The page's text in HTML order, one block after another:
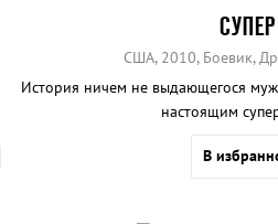
СУПЕР
США, 2010, Боевик,
История ничем не выдающегося
настоящим
В